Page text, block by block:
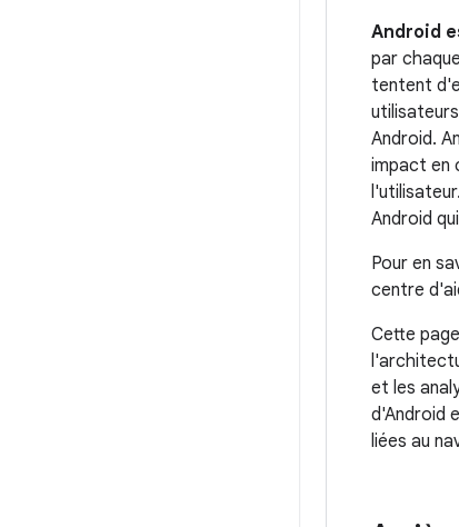
Android
par
tentent
Android.
impact en
Android
Pour en
centre
Cette
et les
d'Android
liées au